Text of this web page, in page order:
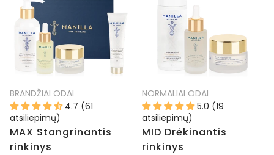
BRANDŽIAI ODAI
4.7 (61
atsiliepimų)
MAX Stangrinantis
rinkinys
NORMALIAI ODAI
5.0 (19
atsiliepimų)
MID Drėkinantis
rinkinys